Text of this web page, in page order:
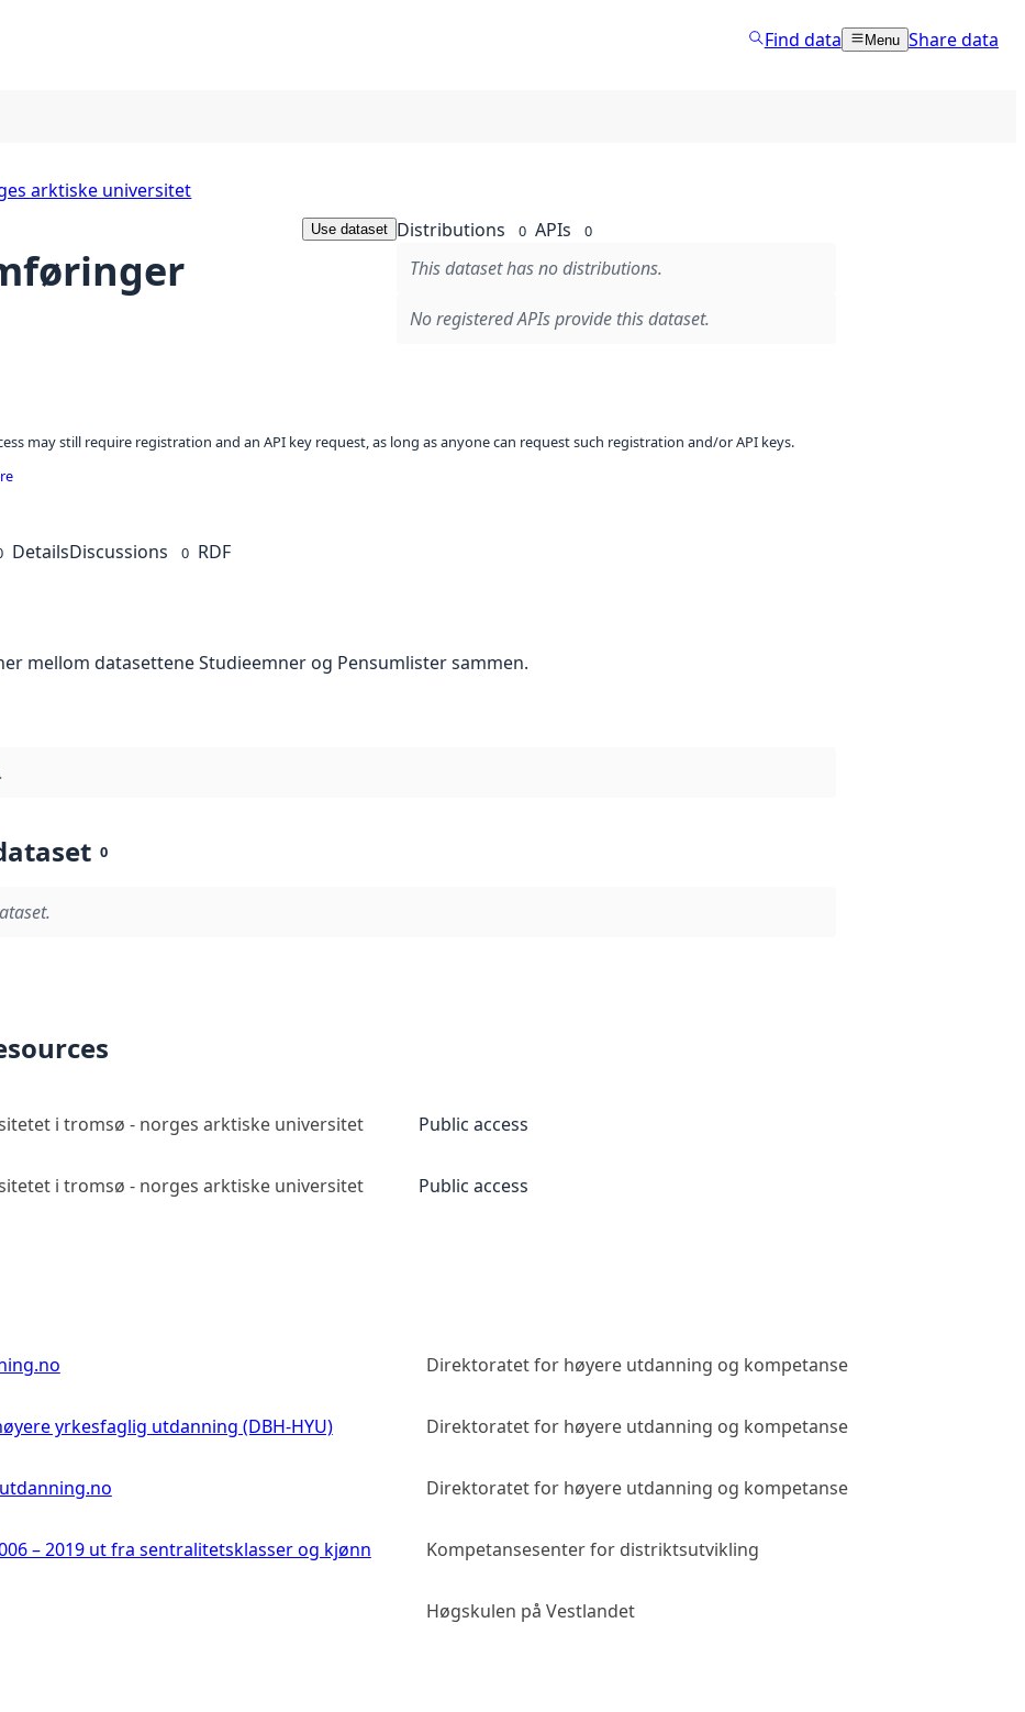
Find data Menu Share data
arktiske universitet
Use dataset Distributions 0 APIs 0
This dataset has no distributions.
No registered APIs provide this dataset.
may still require registration and an API key request, as long as anyone can request such registration and/or API keys.
DetailsDiscussions 0 RDF
mellom datasettene Studieemner og Pensumlister sammen.
0
i tromsø - norges arktiske universitet Public access
i tromsø - norges arktiske universitet Public access
Direktoratet for høyere utdanning og kompetanse
yrkesfaglig utdanning (DBH-HYU) Direktoratet for høyere utdanning og kompetanse
Direktoratet for høyere utdanning og kompetanse
– 2019 ut fra sentralitetsklasser og kjønn Kompetansesenter for distriktsutvikling
Høgskulen på Vestlandet